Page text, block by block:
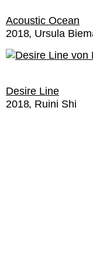
Acoustic Ocean
2018 Ursula
Desire Line
2018 Ruini Shi